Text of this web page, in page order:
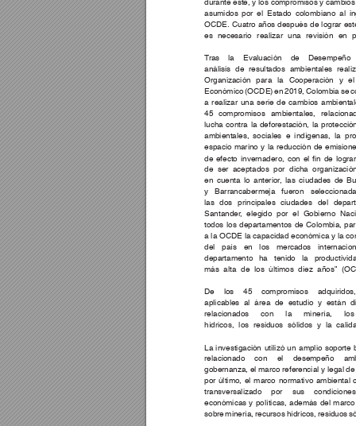
durante este, y los compromisos y
asumidos por el Estado colombiano al
OCDE. Cuatro años después de lograr
es necesario realizar una revisión en
Tras la Evaluación de
análisis de resultados ambientales
Organización para la Cooperación y
Económico (OCDE) en 2019, Colombia se
a realizar una serie de cambios
45 compromisos ambientales,
lucha contra la deforestación, la
ambientales, sociales e indígenas, la
espacio marino y la reducción de
de efecto invernadero, con el n de
de ser aceptados por dicha
en cuenta lo anterior, las ciudades de
y Barrancabermeja fueron
las dos principales ciudades del
Santander, elegido por el Gobierno
todos los departamentos de Colombia,
a la OCDE la capacidad económica y la
del país en los mercados
departamento ha tenido la
más alta de los últimos diez años”
De los 45 compromisos
aplicables al área de estudio y están
relacionados con la minería,
hídricos, los residuos sólidos y la
La investigación utilizó un amplio soporte
relacionado con el desempeño
gobernanza, el marco referencial y legal
por último, el marco normativo ambiental
transversalizado por sus
económicas y políticas, además del
sobre minería, recursos hídricos, residuos